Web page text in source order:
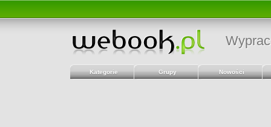
Kategorie Grupy Nowości